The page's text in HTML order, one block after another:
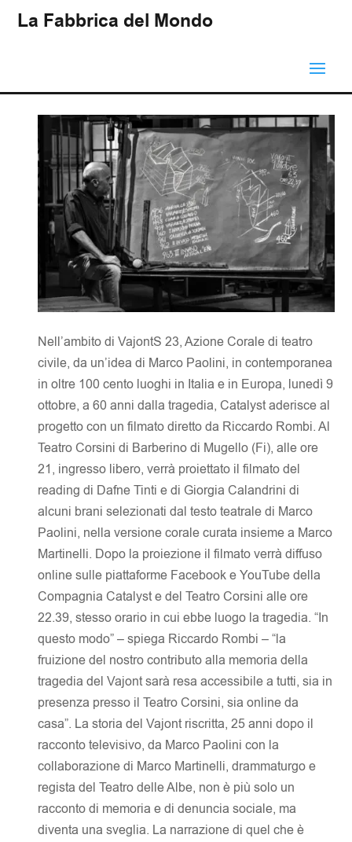
La Fabbrica del Mondo
Nell’ambito di VajontS 23, Azione Corale di teatro
civile, da un’idea di Marco Paolini, in contemporanea
in oltre 100 cento luoghi in Italia e in Europa, lunedì 9
ottobre, a 60 anni dalla tragedia, Catalyst aderisce al
progetto con un filmato diretto da Riccardo Rombi. Al
Teatro Corsini di Barberino di Mugello (Fi), alle ore
21, ingresso libero, verrà proiettato il filmato del
reading di Dafne Tinti e di Giorgia Calandrini di
alcuni brani selezionati dal testo teatrale di Marco
Paolini, nella versione corale curata insieme a Marco
Martinelli. Dopo la proiezione il filmato verrà diffuso
online sulle piattaforme Facebook e YouTube della
Compagnia Catalyst e del Teatro Corsini alle ore
22.39, stesso orario in cui ebbe luogo la tragedia. “In
questo modo” – spiega Riccardo Rombi – “la
fruizione del nostro contributo alla memoria della
tragedia del Vajont sarà resa accessibile a tutti, sia in
presenza presso il Teatro Corsini, sia online da
casa”. La storia del Vajont riscritta, 25 anni dopo il
racconto televisivo, da Marco Paolini con la
collaborazione di Marco Martinelli, drammaturgo e
regista del Teatro delle Albe, non è più solo un
racconto di memoria e di denuncia sociale, ma
diventa una sveglia. La narrazione di quel che è